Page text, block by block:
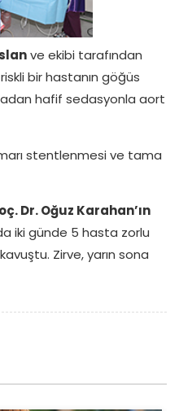
ve ekibi tarafından
bir hastanın göğüs
hafif sedasyonla aort
stentlenmesi ve tama
Dr. Oğuz Karahan’ın
iki günde 5 hasta zorlu
Zirve, yarın sona